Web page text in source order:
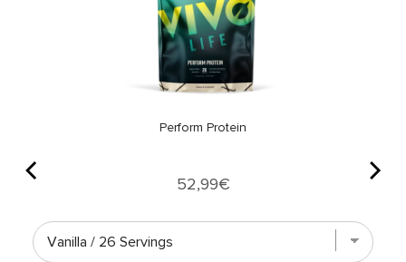
Perform Protein
Price
52,99€